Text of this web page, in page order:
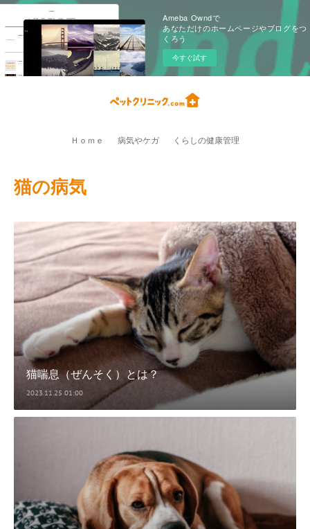
Ameba Owndで
あなただけのホームページやブログをつ
くろう
今すぐ試す
Ｈｏｍｅ 病気やケガ くらしの健康管理
猫の病気
猫喘息（ぜんそく）とは？
2023.11.25 01:00